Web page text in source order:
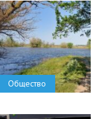
Общество